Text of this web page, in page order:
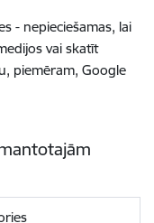
- nepieciešamas, lai
vai skatīt
piemēram, Google